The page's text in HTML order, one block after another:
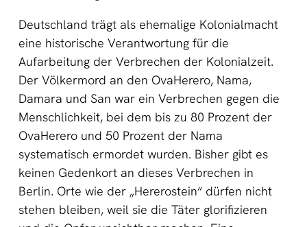
Deutschland trägt als ehemalige Kolonialmacht
eine historische Verantwortung für die
Aufarbeitung der Verbrechen der Kolonialzeit.
Der Völkermord an den OvaHerero, Nama,
Damara und San war ein Verbrechen gegen die
Menschlichkeit, bei dem bis zu 80 Prozent der
OvaHerero und 50 Prozent der Nama
systematisch ermordet wurden. Bisher gibt es
keinen Gedenkort an dieses Verbrechen in
Berlin. Orte wie der „Hererostein“ dürfen nicht
stehen bleiben, weil sie die Täter glorifizieren